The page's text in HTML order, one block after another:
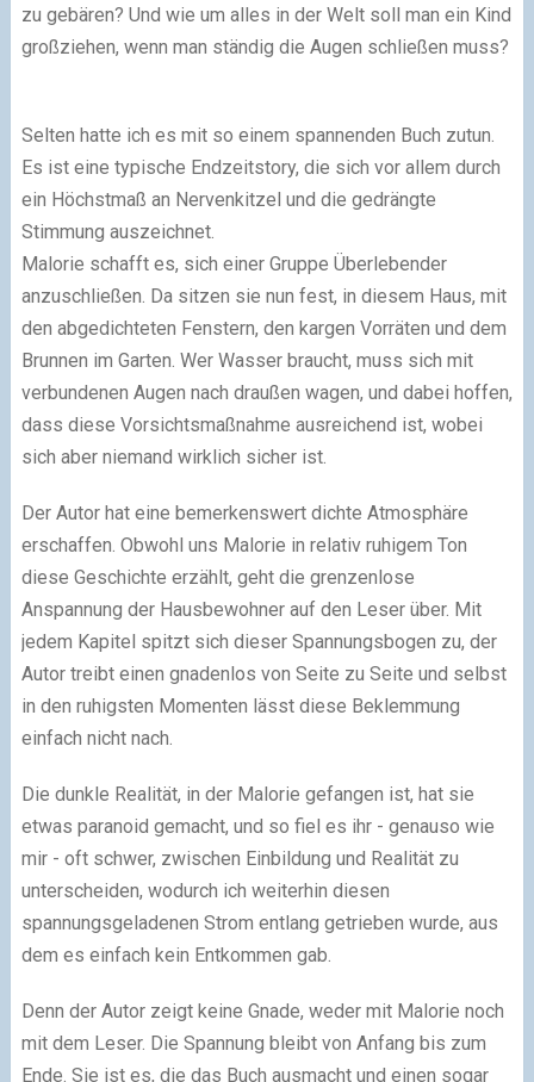
zu gebären? Und wie um alles in der Welt soll man ein Kind
großziehen, wenn man ständig die Augen schließen muss?
Selten hatte ich es mit so einem spannenden Buch zutun.
Es ist eine typische Endzeitstory, die sich vor allem durch
ein Höchstmaß an Nervenkitzel und die gedrängte
Stimmung auszeichnet.
Malorie schafft es, sich einer Gruppe Überlebender
anzuschließen. Da sitzen sie nun fest, in diesem Haus, mit
den abgedichteten Fenstern, den kargen Vorräten und dem
Brunnen im Garten. Wer Wasser braucht, muss sich mit
verbundenen Augen nach draußen wagen, und dabei hoffen,
dass diese Vorsichtsmaßnahme ausreichend ist, wobei
sich aber niemand wirklich sicher ist.
Der Autor hat eine bemerkenswert dichte Atmosphäre
erschaffen. Obwohl uns Malorie in relativ ruhigem Ton
diese Geschichte erzählt, geht die grenzenlose
Anspannung der Hausbewohner auf den Leser über. Mit
jedem Kapitel spitzt sich dieser Spannungsbogen zu, der
Autor treibt einen gnadenlos von Seite zu Seite und selbst
in den ruhigsten Momenten lässt diese Beklemmung
einfach nicht nach.
Die dunkle Realität, in der Malorie gefangen ist, hat sie
etwas paranoid gemacht, und so fiel es ihr - genauso wie
mir - oft schwer, zwischen Einbildung und Realität zu
unterscheiden, wodurch ich weiterhin diesen
spannungsgeladenen Strom entlang getrieben wurde, aus
dem es einfach kein Entkommen gab.
Denn der Autor zeigt keine Gnade, weder mit Malorie noch
mit dem Leser. Die Spannung bleibt von Anfang bis zum
Ende. Sie ist es, die das Buch ausmacht und einen sogar